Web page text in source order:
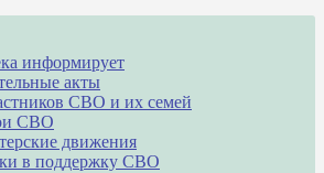
информирует
акты
СВО и их семей
СВО
движения
в поддержку СВО